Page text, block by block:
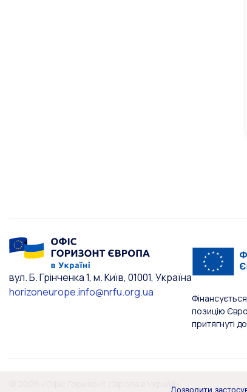
вул. Б. Грінченка 1, м. Київ, 01001, Україна
horizoneurope.info@nrfu.org.ua
позицію
притягнуті
© 2026 «Офіс Горизонт Європа в Україні»Дозволити